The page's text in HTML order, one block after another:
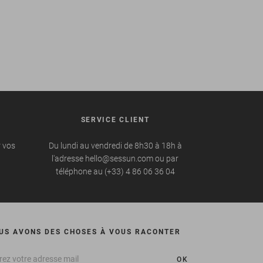
vos
SERVICE CLIENT
Du lundi au vendredi de 8h30 à 18h à
l'adresse hello@sessun.com ou par
téléphone au (+33) 4 86 06 36 04
AVONS DES CHOSES À VOUS RACONTER
OK